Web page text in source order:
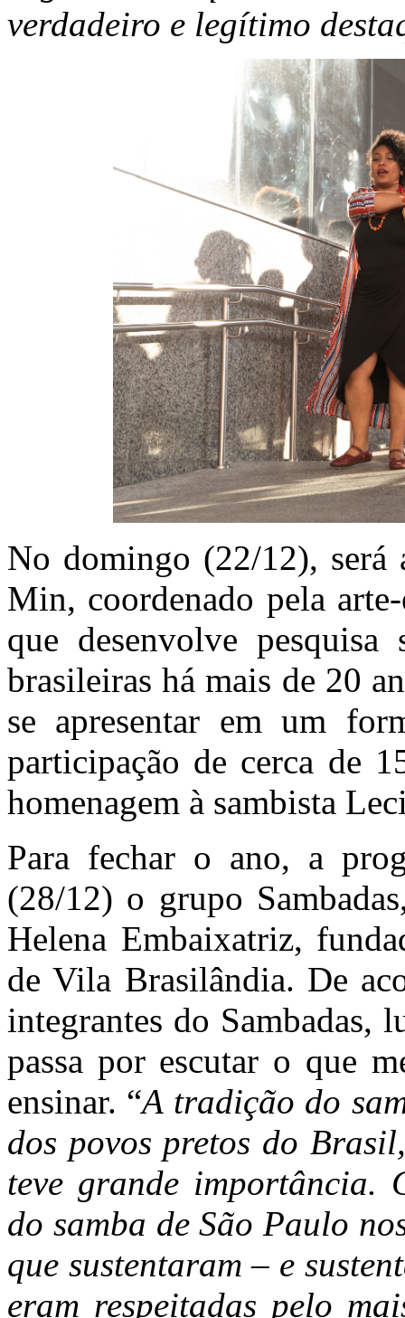
verdadeiro e legítimo
No domingo (22/12),
Min, coordenado pela
que desenvolve
brasileiras há mais de 20
se apresentar em um
participação de cerca de
homenagem à sambista
Para fechar o ano, a
(28/12) o grupo
Helena Embaixatriz,
de Vila Brasilândia. De
integrantes do Sambadas,
passa por escutar o que
ensinar. “A tradição do
dos povos pretos do
teve grande importância.
do samba de São Paulo
que sustentaram – e
eram respeitadas pelo